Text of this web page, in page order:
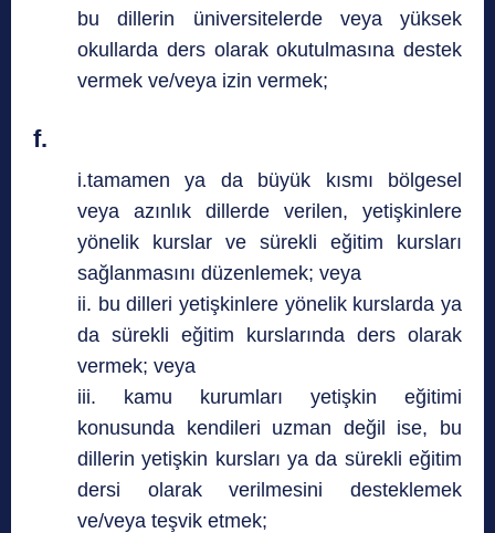
bu dillerin üniversitelerde veya yüksek
okullarda ders olarak okutulmasına destek
vermek ve/veya izin vermek;
f.
i.tamamen ya da büyük kısmı bölgesel
veya azınlık dillerde verilen, yetişkinlere
yönelik kurslar ve sürekli eğitim kursları
sağlanmasını düzenlemek; veya
ii. bu dilleri yetişkinlere yönelik kurslarda ya
da sürekli eğitim kurslarında ders olarak
vermek; veya
iii. kamu kurumları yetişkin eğitimi
konusunda kendileri uzman değil ise, bu
dillerin yetişkin kursları ya da sürekli eğitim
dersi olarak verilmesini desteklemek
ve/veya teşvik etmek;